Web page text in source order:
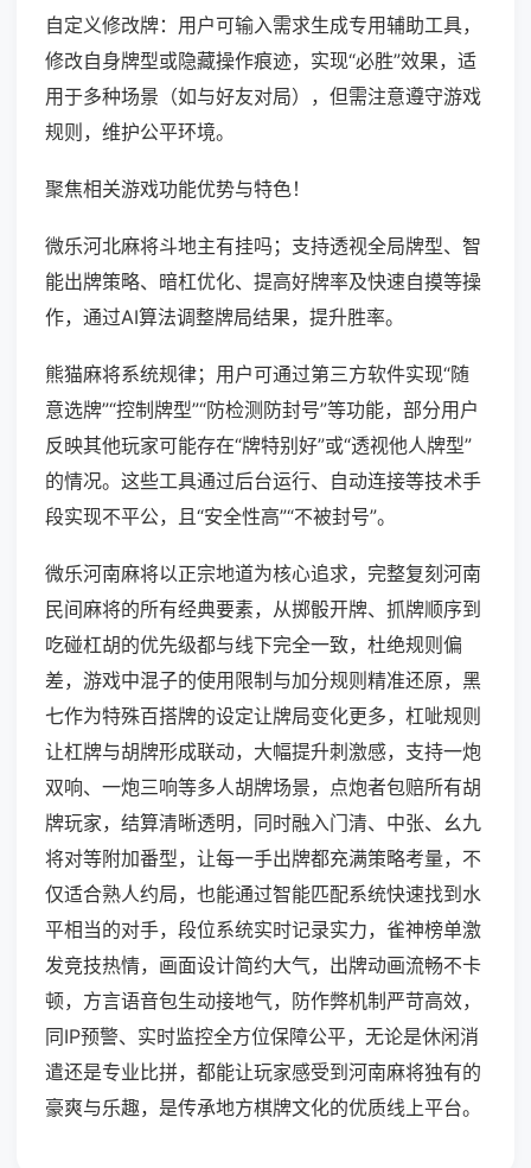
自定义修改牌：用户可输入需求生成专用辅助工具，
修改自身牌型或隐藏操作痕迹，实现“必胜”效果，适
用于多种场景（如与好友对局），但需注意遵守游戏
规则，维护公平环境。
聚焦相关游戏功能优势与特色！
微乐河北麻将斗地主有挂吗；支持透视全局牌型、智
能出牌策略、暗杠优化、提高好牌率及快速自摸等操
作，通过AI算法调整牌局结果，提升胜率。
熊猫麻将系统规律；用户可通过第三方软件实现“随
意选牌”“控制牌型”“防检测防封号”等功能，部分用户
反映其他玩家可能存在“牌特别好”或“透视他人牌型”
的情况。这些工具通过后台运行、自动连接等技术手
段实现不平公，且“安全性高”“不被封号”。
微乐河南麻将以正宗地道为核心追求，完整复刻河南
民间麻将的所有经典要素，从掷骰开牌、抓牌顺序到
吃碰杠胡的优先级都与线下完全一致，杜绝规则偏
差，游戏中混子的使用限制与加分规则精准还原，黑
七作为特殊百搭牌的设定让牌局变化更多，杠呲规则
让杠牌与胡牌形成联动，大幅提升刺激感，支持一炮
双响、一炮三响等多人胡牌场景，点炮者包赔所有胡
牌玩家，结算清晰透明，同时融入门清、中张、幺九
将对等附加番型，让每一手出牌都充满策略考量，不
仅适合熟人约局，也能通过智能匹配系统快速找到水
平相当的对手，段位系统实时记录实力，雀神榜单激
发竞技热情，画面设计简约大气，出牌动画流畅不卡
顿，方言语音包生动接地气，防作弊机制严苛高效，
同IP预警、实时监控全方位保障公平，无论是休闲消
遣还是专业比拼，都能让玩家感受到河南麻将独有的
豪爽与乐趣，是传承地方棋牌文化的优质线上平台。